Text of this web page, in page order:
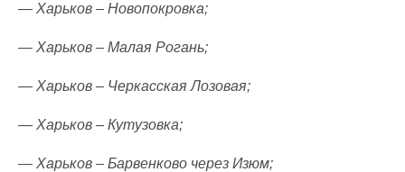
— Харьков – Новопокровка;
— Харьков – Малая Рогань;
— Харьков – Черкасская Лозовая;
— Харьков – Кутузовка;
— Харьков – Барвенково через Изюм;